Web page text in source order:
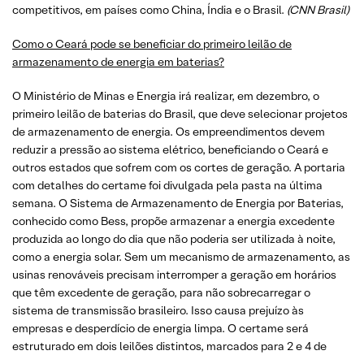
competitivos, em países como China, Índia e o Brasil. (CNN Brasil)
Como o Ceará pode se beneficiar do primeiro leilão de
armazenamento de energia em baterias?
O Ministério de Minas e Energia irá realizar, em dezembro, o
primeiro leilão de baterias do Brasil, que deve selecionar projetos
de armazenamento de energia. Os empreendimentos devem
reduzir a pressão ao sistema elétrico, beneficiando o Ceará e
outros estados que sofrem com os cortes de geração. A portaria
com detalhes do certame foi divulgada pela pasta na última
semana. O Sistema de Armazenamento de Energia por Baterias,
conhecido como Bess, propõe armazenar a energia excedente
produzida ao longo do dia que não poderia ser utilizada à noite,
como a energia solar. Sem um mecanismo de armazenamento, as
usinas renováveis precisam interromper a geração em horários
que têm excedente de geração, para não sobrecarregar o
sistema de transmissão brasileiro. Isso causa prejuízo às
empresas e desperdício de energia limpa. O certame será
estruturado em dois leilões distintos, marcados para 2 e 4 de